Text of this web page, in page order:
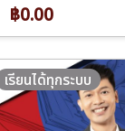
฿0.00
เรียนได้ทุกระบบ